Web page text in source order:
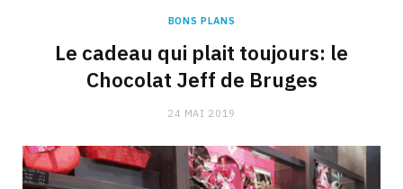
BONS PLANS
Le cadeau qui plait toujours: le
Chocolat Jeff de Bruges
24 MAI 2019